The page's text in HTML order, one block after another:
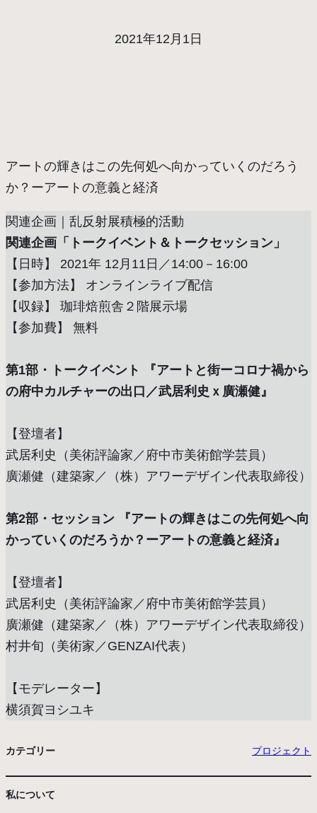
2021年12月1日
アートの輝きはこの先何処へ向かっていくのだろう
か？ーアートの意義と経済
関連企画｜乱反射展積極的活動
関連企画「トークイベント＆トークセッション」
【日時】 2021年 12月11日／14:00－16:00
【参加方法】 オンラインライブ配信
【収録】 珈琲焙煎舎２階展示場
【参加費】 無料
第1部・トークイベント 『アートと街ーコロナ禍から
の府中カルチャーの出口／武居利史ｘ廣瀬健』
【登壇者】
武居利史（美術評論家／府中市美術館学芸員）
廣瀬健（建築家／（株）アワーデザイン代表取締役）
第2部・セッション 『アートの輝きはこの先何処へ向
かっていくのだろうか？ーアートの意義と経済』
【登壇者】
武居利史（美術評論家／府中市美術館学芸員）
廣瀬健（建築家／（株）アワーデザイン代表取締役）
村井旬（美術家／GENZAI代表）
【モデレーター】
横須賀ヨシユキ
カテゴリー プロジェクト
私について